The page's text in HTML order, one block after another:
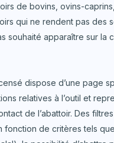
de bovins, ovins-
qui ne rendent pas des
souhaité apparaître sur la
dispose d’une page
relatives à l’outil et
de l’abattoir. Des
fonction de critères tels